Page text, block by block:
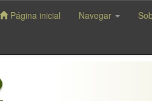
Página inicial Navegar